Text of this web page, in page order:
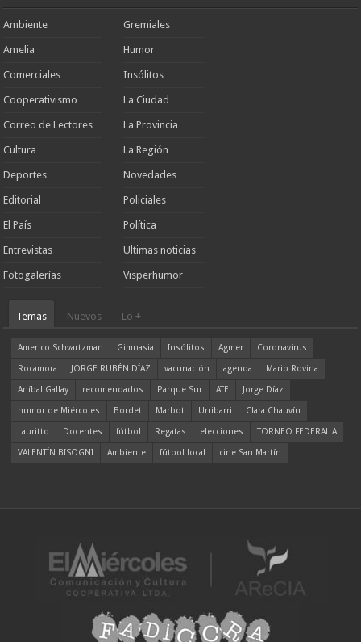
Ambiente
Amelia
Comerciales
Cooperativismo
Correo de Lectores
Cultura
Deportes
Editorial
El País
Entrevistas
Fotogalerías
Gremiales
Humor
Insólitos
La Ciudad
La Provincia
La Región
Novedades
Policiales
Política
Ultimas noticias
Visperhumor
Temas Nuevos Lo +
Americo Schvartzman Gimnasia Insólitos Agmer
Coronavirus
Rocamora
JORGE RUBÉN DÍAZ vacunación agenda
Mario Rovina
Aníbal Gallay
recomendados Parque Sur ATE
Jorge Díaz
humor de Miércoles
Bordet Marbot Urribarri
Clara Chauvín
Lauritto
Docentes fútbol Regatas elecciones
TORNEO FEDERAL A
VALENTÍN BISOGNI
Ambiente fútbol local cine San Martín